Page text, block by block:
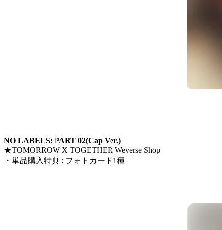
NO LABELS: PART 02(Cap Ver.)
★TOMORROW X TOGETHER Weverse Shop
・単品購入特典 : フォトカード1種